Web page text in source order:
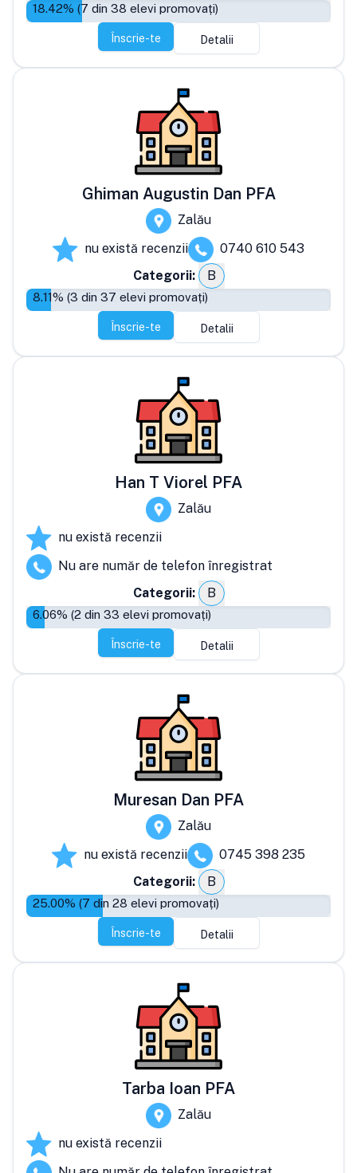
18.42% (7 din 38 elevi promovați)
Înscrie-te Detalii
Ghiman Augustin Dan PFA
Zalău
nu există recenzii
0740 610 543
Categorii:
B
8.11% (3 din 37 elevi promovați)
Înscrie-te Detalii
Han T Viorel PFA
Zalău
nu există recenzii
Nu are număr de telefon înregistrat
Categorii:
B
6.06% (2 din 33 elevi promovați)
Înscrie-te Detalii
Muresan Dan PFA
Zalău
nu există recenzii
0745 398 235
Categorii:
B
25.00% (7 din 28 elevi promovați)
Înscrie-te Detalii
Tarba Ioan PFA
Zalău
nu există recenzii